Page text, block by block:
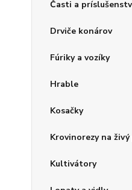
Časti a
Drviče konárov
Fúriky a vozíky
Hrable
Kosačky
Krovinorezy na
Kultivátory